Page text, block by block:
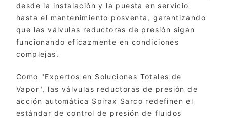
desde la instalación y la puesta en servicio
hasta el mantenimiento posventa, garantizando
que las válvulas reductoras de presión sigan
funcionando eficazmente en condiciones
complejas.
Como "Expertos en Soluciones Totales de
Vapor", las válvulas reductoras de presión de
acción automática Spirax Sarco redefinen el
estándar de control de presión de fluidos